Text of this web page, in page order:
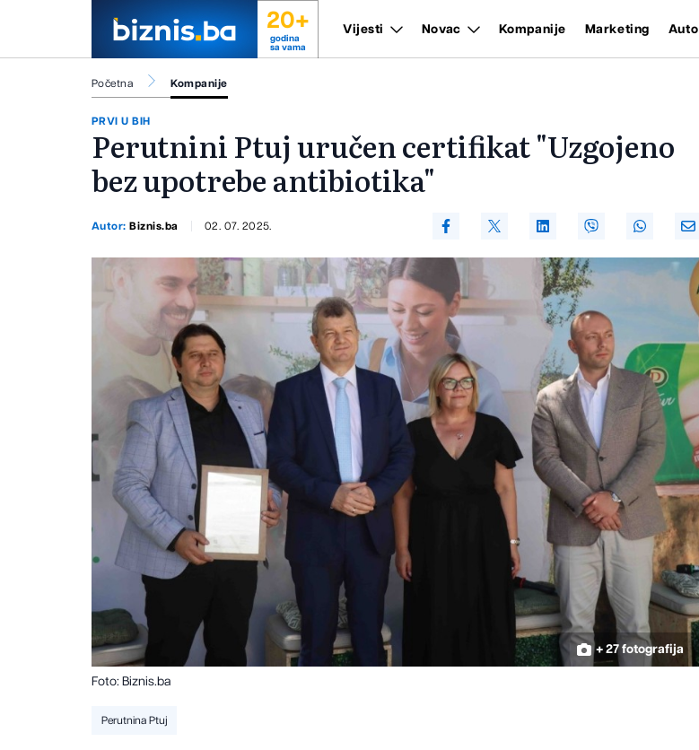
20+
godina
sa vama
Vijesti Novac Kompanije Marketing Auto
Početna Kompanije
PRVI U BIH
Perutnini Ptuj uručen certifikat "Uzgojeno
bez upotrebe antibiotika"
Autor:Biznis.ba 02. 07. 2025.
+ 27 fotografija
Foto: Biznis.ba
Perutnina Ptuj